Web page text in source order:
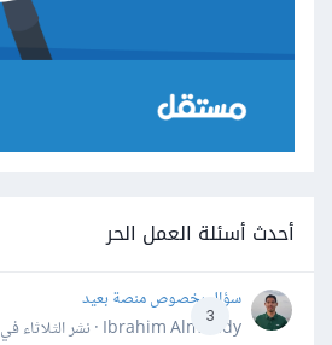
أحدث أسئلة العمل الحر
3
سؤال بخصوص منصة بعيد
Ibrahim Almahdy · نشر
الثلاثاء في 23:22